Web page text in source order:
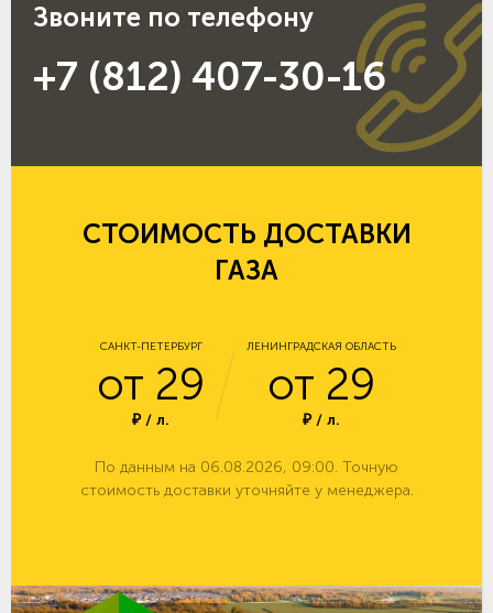
Звоните по телефону
+7 (812) 407-30-16
СТОИМОСТЬ ДОСТАВКИ
ГАЗА
САНКТ-ПЕТЕРБУРГ
от 29
₽ / л.
ЛЕНИНГРАДСКАЯ ОБЛАСТЬ
от 29
₽ / л.
По данным на 06.08.2026, 09:00. Точную
стоимость доставки уточняйте у менеджера.